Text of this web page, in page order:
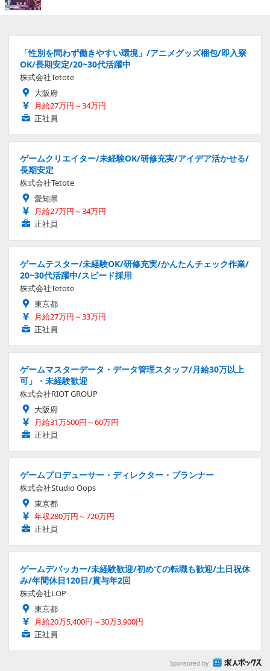
「性別を問わず働きやすい環境」/アニメグッズ梱包/即入寮
OK/長期安定/20~30代活躍中
株式会社Tetote
大阪府
月給27万円～34万円
正社員
ゲームクリエイター/未経験OK/研修充実/アイデア活かせる/
長期安定
株式会社Tetote
愛知県
月給27万円～34万円
正社員
ゲームテスター/未経験OK/研修充実/かんたんチェック作業/
20~30代活躍中/スピード採用
株式会社Tetote
東京都
月給27万円～33万円
正社員
ゲームマスターデータ・データ管理スタッフ/月給30万以上
可」・未経験歓迎
株式会社RIOT GROUP
大阪府
月給31万500円～60万円
正社員
ゲームプロデューサー・ディレクター・プランナー
株式会社Studio Oops
東京都
年収280万円～720万円
正社員
ゲームデバッカー/未経験歓迎/初めての転職も歓迎/土日祝休
み/年間休日120日/賞与年2回
株式会社LOP
東京都
月給20万5,400円～30万3,900円
正社員
Sponsored by